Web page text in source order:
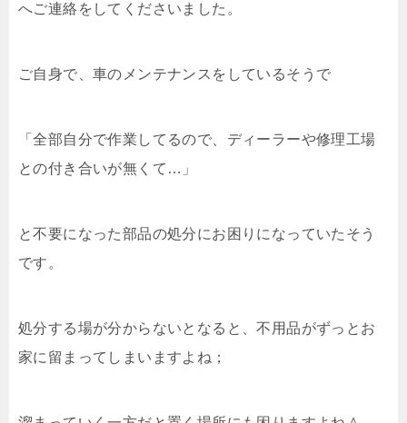
へご連絡をしてくださいました。
ご自身で、車のメンテナンスをしているそうで
「全部自分で作業してるので、ディーラーや修理工場
との付き合いが無くて…」
と不要になった部品の処分にお困りになっていたそう
です。
処分する場が分からないとなると、不用品がずっとお
家に留まってしまいますよね；